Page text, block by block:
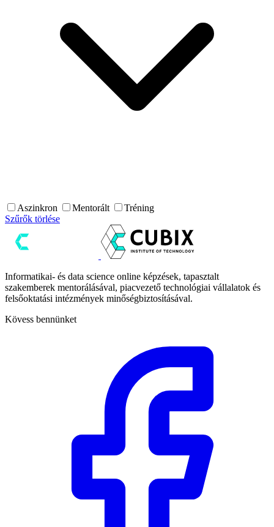
Aszinkron Mentorált
Tréning
Szűrők törlése
Informatikai- és data science online képzések, tapasztalt
szakemberek mentorálásával, piacvezető technológiai vállalatok és
felsőoktatási intézmények minőségbiztosításával.
Kövess bennünket